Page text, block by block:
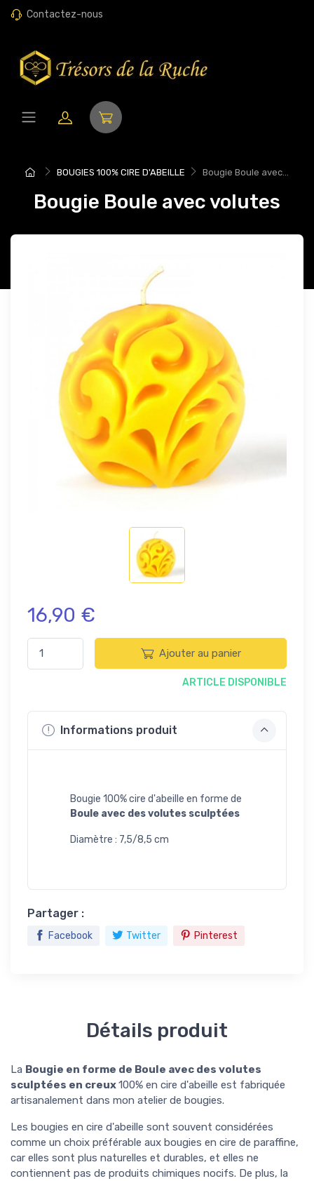
Contactez-nous
BOUGIES 100% CIRE D'ABEILLE Bougie Boule avec...
Bougie Boule avec volutes
16,90 €
Ajouter au panier
ARTICLE DISPONIBLE
Informations produit
Bougie 100% cire d'abeille en forme de
Boule avec des volutes sculptées
Diamètre : 7,5/8,5 cm
Partager :
Facebook Twitter Pinterest
Détails produit
La Bougie en forme de Boule avec des volutes
sculptées en creux100% en cire d'abeille est fabriquée
artisanalement dans mon atelier de bougies.
Les bougies en cire d'abeille sont souvent considérées
comme un choix préférable aux bougies en cire de paraffine,
car elles sont plus naturelles et durables, et elles ne
contiennent pas de produits chimiques nocifs. De plus, la